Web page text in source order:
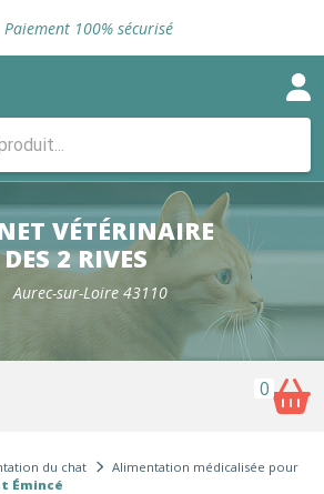
Paiement 100% sécurisé
gratuite en clinique vétérinaire
de croquettes vétérinaire
gratuite en clinique vétérinaire
gratuit en clinique
de croquettes vétérinaire
VÉTÉRINAIRE
DES 2 RIVES
Aurec-sur-Loire 43110
0
du chat
Alimentation médicalisée pour
Émincé